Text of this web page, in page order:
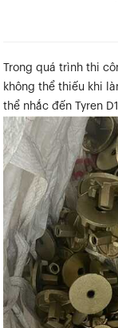
Trong quá trình thi
không thể thiếu khi
thể nhắc đến Tyren